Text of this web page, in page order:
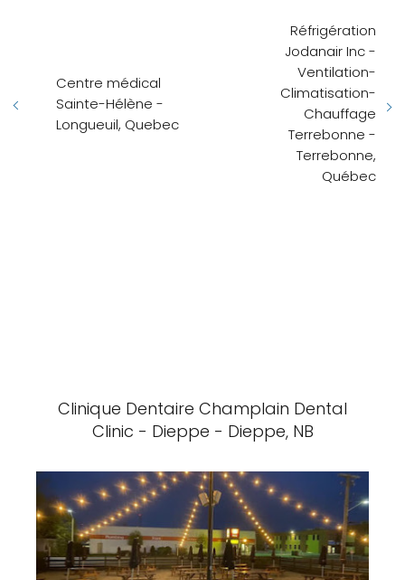
Centre médical
Sainte-Hélène -
Longueuil, Quebec
Réfrigération
Jodanair Inc -
Ventilation-
Climatisation-
Chauffage
Terrebonne -
Terrebonne,
Québec
Clinique Dentaire Champlain Dental
Clinic - Dieppe - Dieppe, NB